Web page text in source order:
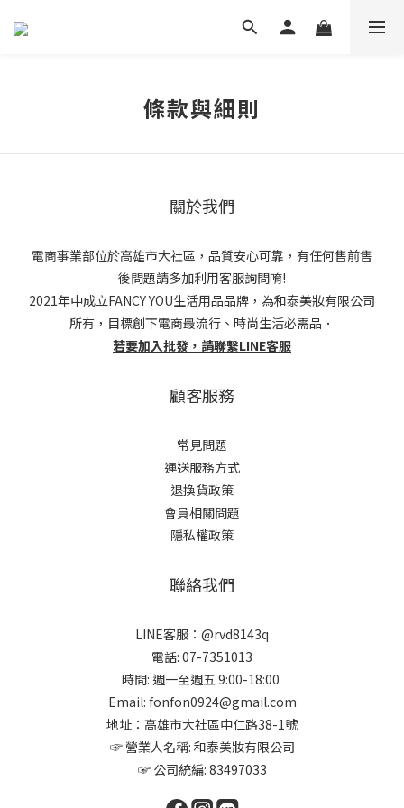
條款與細則
關於我們
電商事業部位於高雄市大社區，品質安心可靠，有任何售前售
後問題請多加利用客服詢問唷!
2021年中成立FANCY YOU生活用品品牌，為和泰美妝有限公司
所有，目標創下電商最流行、時尚生活必需品．
若要加入批發，請聯繫LINE客服
顧客服務
常見問題
運送服務方式
退換貨政策
會員相關問題
隱私權政策
聯絡我們
LINE客服：@rvd8143q
電話: 07-7351013
時間: 週一至週五 9:00-18:00
Email: fonfon0924@gmail.com
地址：高雄市大社區中仁路38-1號
☞ 營業人名稱: 和泰美妝有限公司
☞ 公司統編: 83497033